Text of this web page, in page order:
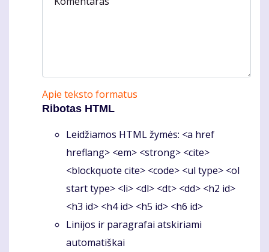
Apie teksto formatus
Ribotas HTML
Leidžiamos HTML žymės: <a href
hreflang> <em> <strong> <cite>
<blockquote cite> <code> <ul type> <ol
start type> <li> <dl> <dt> <dd> <h2 id>
<h3 id> <h4 id> <h5 id> <h6 id>
Linijos ir paragrafai atskiriami
automatiškai